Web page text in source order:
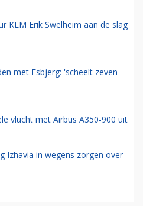
KLM Erik Swelheim aan de slag
met Esbjerg: 'scheelt zeven
vlucht met Airbus A350-900 uit
Izhavia in wegens zorgen over